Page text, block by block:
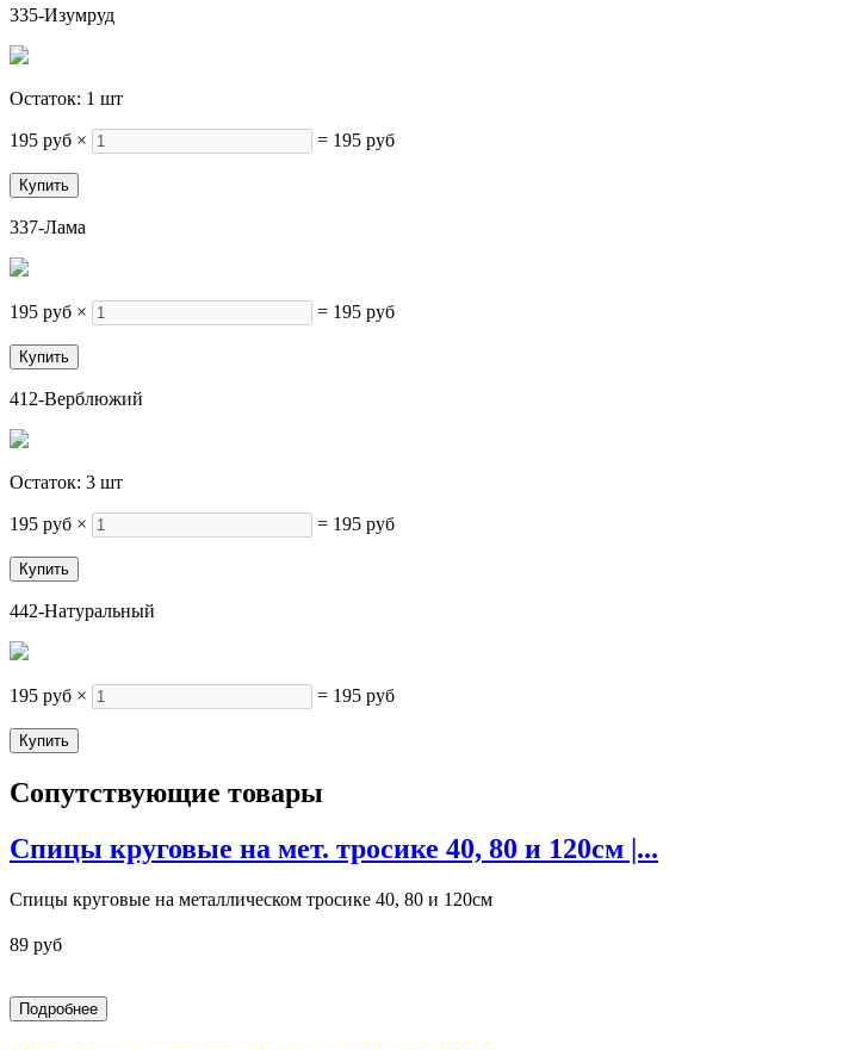
335-Изумруд
Остаток: 1 шт
195 руб × = 195 руб
337-Лама
195 руб × = 195 руб
412-Верблюжий
Остаток: 3 шт
195 руб × = 195 руб
442-Натуральный
195 руб × = 195 руб
Сопутствующие товары
Спицы круговые на мет. тросике 40, 80 и 120см |...
Спицы круговые на металлическом тросике 40, 80 и 120см
89 руб